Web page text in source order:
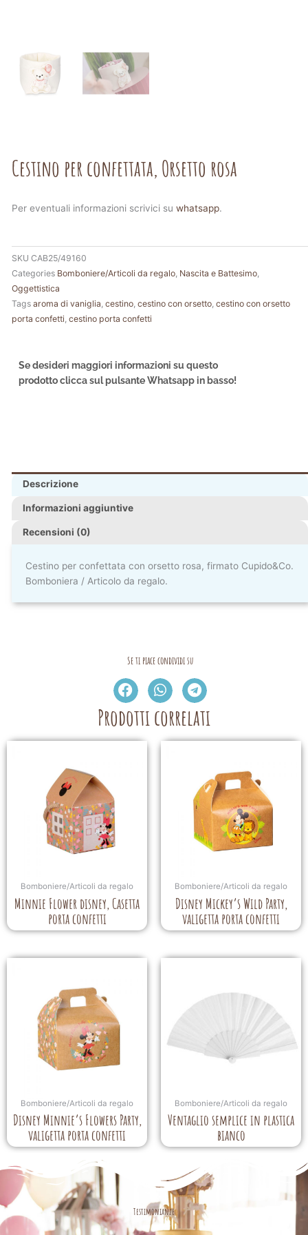
Cestino per confettata, Orsetto rosa
Per eventuali informazioni scrivici su whatsapp.
SKU CAB25/49160
Categories Bomboniere/Articoli da regalo Nascita e Battesimo
Oggettistica
Tags aroma di vaniglia cestino cestino con orsetto cestino con orsetto
porta confetti cestino porta confetti
Se desideri maggiori informazioni su questo
prodotto clicca sul pulsante Whatsapp in basso!
Descrizione
Informazioni aggiuntive
Recensioni (0)
Cestino per confettata con orsetto rosa, firmato Cupido&Co.
Bomboniera / Articolo da regalo.
Se ti piace condividi su
Prodotti correlati
Bomboniere/Articoli da regalo
Minnie Flower disney, Casetta
porta confetti
Bomboniere/Articoli da regalo
Disney Mickey’s Wild Party,
valigetta porta confetti
Bomboniere/Articoli da regalo
Disney Minnie’s Flowers Party,
valigetta porta confetti
Bomboniere/Articoli da regalo
Ventaglio semplice in plastica
bianco
Testimonianze